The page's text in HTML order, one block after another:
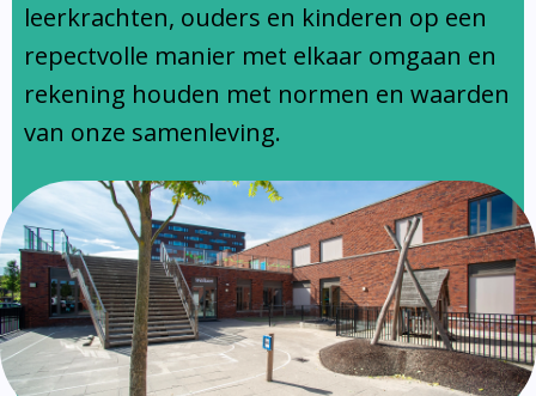
leerkrachten, ouders en kinderen op een
repectvolle manier met elkaar omgaan en
rekening houden met normen en waarden
van onze samenleving.